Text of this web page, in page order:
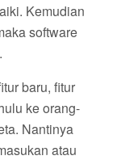
Kemudian
software
baru, fitur
ke orang-
Nantinya
atau